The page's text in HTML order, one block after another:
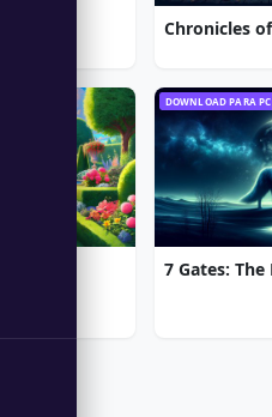
DOWNLOAD PARA PC